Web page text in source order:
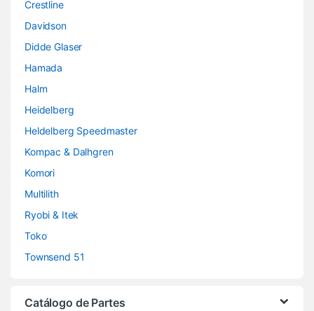
Crestline
Davidson
Didde Glaser
Hamada
Halm
Heidelberg
Heldelberg Speedmaster
Kompac & Dalhgren
Komori
Multilith
Ryobi & Itek
Toko
Townsend 51
Catálogo de Partes